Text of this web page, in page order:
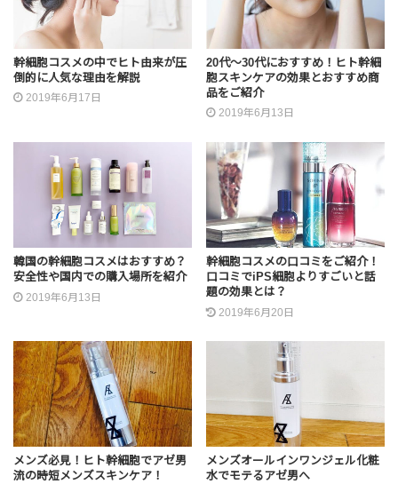
幹細胞コスメの中でヒト由来が圧
倒的に人気な理由を解説
2019年6月17日
20代～30代におすすめ！ヒト幹細
胞スキンケアの効果とおすすめ商
品をご紹介
2019年6月13日
韓国の幹細胞コスメはおすすめ？
安全性や国内での購入場所を紹介
2019年6月13日
幹細胞コスメの口コミをご紹介！
口コミでiPS細胞よりすごいと話
題の効果とは？
2019年6月20日
メンズ必見！ヒト幹細胞でアゼ男
流の時短メンズスキンケア！
メンズオールインワンジェル化粧
水でモテるアゼ男へ